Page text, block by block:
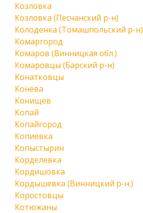
Козловка
Козловка (Песчанский р-н)
Колоденка (Томашпольский р-н)
Комаргород
Комаров (Винницкая обл.)
Комаровцы (Барский р-н)
Конатковцы
Конева
Конищев
Копай
Копайгород
Копиевка
Копыстырин
Корделевка
Кордишовка
Кордышевка (Винницкий р-н.)
Коростовцы
Котюжаны